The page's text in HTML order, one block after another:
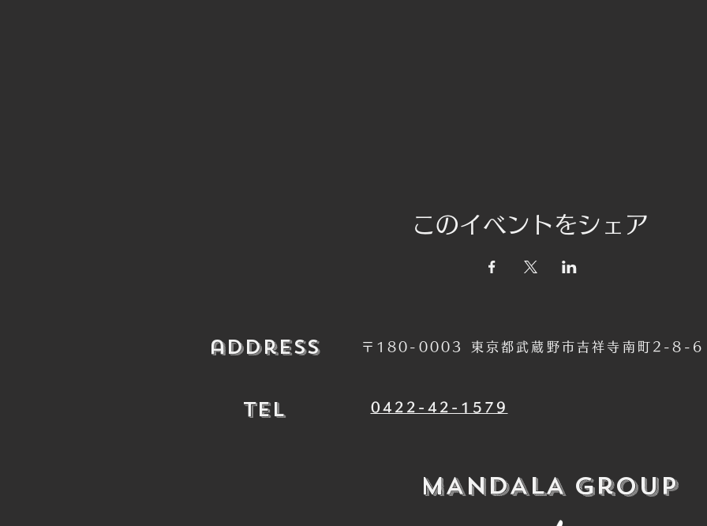
このイベントをシェア
​address 〒180-0003 東京都武蔵野市吉祥寺南町2-8-6
​TEL ​0422-42-1579
​MANDALA Group